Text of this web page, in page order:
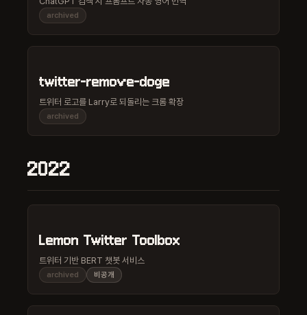
archived
twitter-remove-doge
트위터 로고를 Larry로 되돌리는 크롬 확장
archived
2022
Lemon Twitter Toolbox
트위터 기반 BERT 챗봇 서비스
archived 비공개